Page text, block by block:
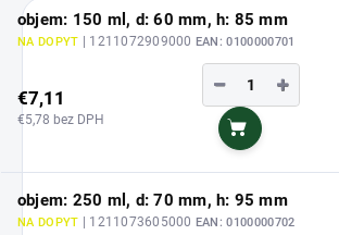
objem: 150 ml, d: 60 mm, h: 85 mm
NA DOPYT | 1211072909000 EAN: 0100000701
€7,11
€5,78 bez DPH
+
−
Do košíka
objem: 250 ml, d: 70 mm, h: 95 mm
NA DOPYT | 1211073605000 EAN: 0100000702